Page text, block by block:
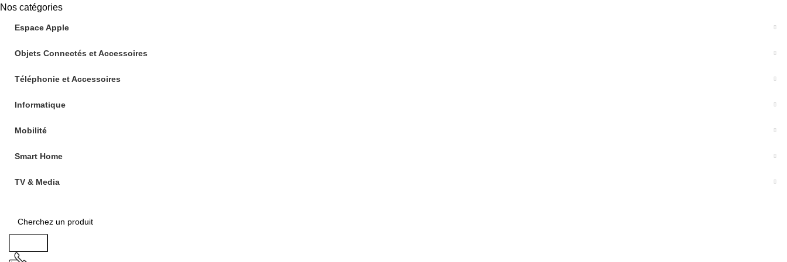
Nos catégories
Espace Apple
Objets Connectés et Accessoires
Téléphonie et Accessoires
Informatique
Mobilité
Smart Home
TV & Media